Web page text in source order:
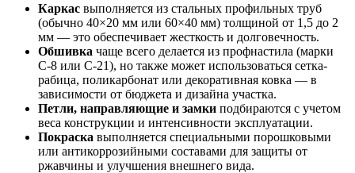
Каркас выполняется из стальных профильных труб
(обычно 40×20 мм или 60×40 мм) толщиной от 1,5 до 2
мм — это обеспечивает жесткость и долговечность.
Обшивка чаще всего делается из профнастила (марки
С-8 или С-21), но также может использоваться сетка-
рабица, поликарбонат или декоративная ковка — в
зависимости от бюджета и дизайна участка.
Петли, направляющие и замки подбираются с учетом
веса конструкции и интенсивности эксплуатации.
Покраска выполняется специальными порошковыми
или антикоррозийными составами для защиты от
ржавчины и улучшения внешнего вида.